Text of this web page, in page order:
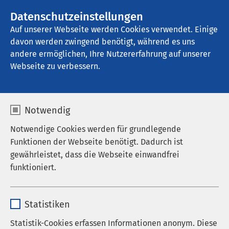
Datenschutzeinstellungen
Auf unserer Webseite werden Cookies verwendet. Einige
davon werden zwingend benötigt, während es uns
andere ermöglichen, Ihre Nutzererfahrung auf unserer
Webseite zu verbessern.
Notwendig
Notwendige Cookies werden für grundlegende
Funktionen der Webseite benötigt. Dadurch ist
gewährleistet, dass die Webseite einwandfrei
funktioniert.
Anbieter sgalinski
Statistiken
Statistik-Cookies erfassen Informationen anonym. Diese
AMEOS Klinikum Schönebeck